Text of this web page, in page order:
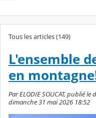
Tous les articles (149)
L'ensemble
en
Par ELODIE SOUCAT, publié
dimanche 31 mai 2026 18:52